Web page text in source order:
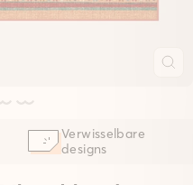
Verwisselbare
designs